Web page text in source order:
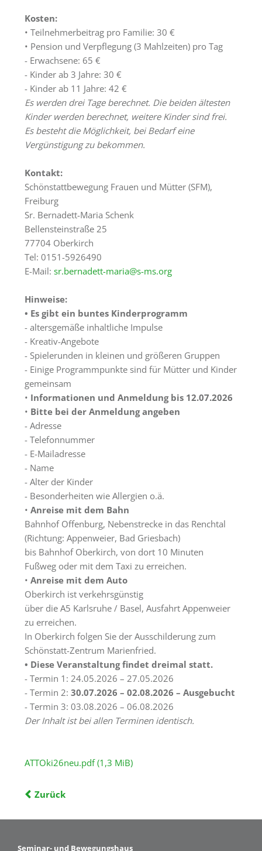
Zentrum
Marienfried
Schönstattbewegung
Freiburg
Veranstaltungen
Termine
Kosten:
• Teilnehmerbeitrag pro Familie: 30 €
• Pension und Verpflegung (3 Mahlzeiten) pro Tag
- Erwachsene: 65 €
- Kinder ab 3 Jahre: 30 €
- Kinder ab 11 Jahre: 42 €
Es werden drei Tage berechnet. Die beiden ältesten
Kinder werden berechnet, weitere Kinder sind frei.
Es besteht die Möglichkeit, bei Bedarf eine
Vergünstigung zu bekommen.
Kontakt:
Schönstattbewegung Frauen und Mütter (SFM),
Freiburg
Sr. Bernadett-Maria Schenk
Bellensteinstraße 25
77704 Oberkirch
Tel: 0151-5926490
E-Mail:sr.bernadett-maria@s-ms.org
Hinweise:
• Es gibt ein buntes Kinderprogramm
- altersgemäße inhaltliche Impulse
- Kreativ-Angebote
- Spielerunden in kleinen und größeren Gruppen
- Einige Programmpunkte sind für Mütter und Kinder
gemeinsam
• Informationen und Anmeldung bis 12.07.2026
• Bitte bei der Anmeldung angeben
- Adresse
- Telefonnummer
- E-Mailadresse
- Name
- Alter der Kinder
- Besonderheiten wie Allergien o.ä.
•Anreise mit dem Bahn
Bahnhof Offenburg, Nebenstrecke in das Renchtal
(Richtung: Appenweier, Bad Griesbach)
bis Bahnhof Oberkirch, von dort 10 Minuten
Fußweg oder mit dem Taxi zu erreichen.
•Anreise mit dem Auto
Oberkirch ist verkehrsgünstig
über die A5 Karlsruhe / Basel, Ausfahrt Appenweier
zu erreichen.
In Oberkirch folgen Sie der Ausschilderung zum
Schönstatt-Zentrum Marienfried.
• Diese Veranstaltung findet dreimal statt.
- Termin 1: 24.05.2026 – 27.05.2026
- Termin 2:30.07.2026 – 02.08.2026 – Ausgebucht
- Termin 3: 03.08.2026 – 06.08.2026
Der Inhalt ist bei allen Terminen identisch.
ATTOki26neu.pdf(1,3 MiB)
Zurück
Seminar- und Bewegungshaus